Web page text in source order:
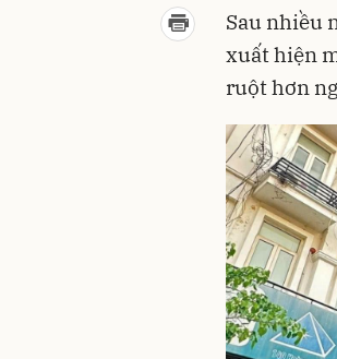
Sau nhiều
xuất hiện
ruột hơn